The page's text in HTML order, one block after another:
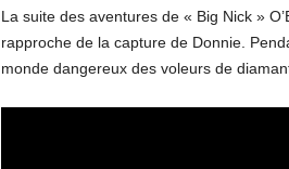
La suite des aventures de « Big Nick »
rapproche de la capture de Donnie.
monde dangereux des voleurs de